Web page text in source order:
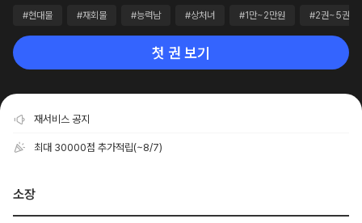
#현대물 #재회물 #능력남 #상처녀 #1만~2만원 #2권~5권
첫 권 보기
재서비스 공지
최대 30000점 추가적립(~8/7)
소장